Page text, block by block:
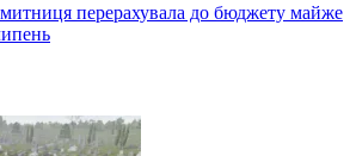
митниця перерахувала до бюджету майже